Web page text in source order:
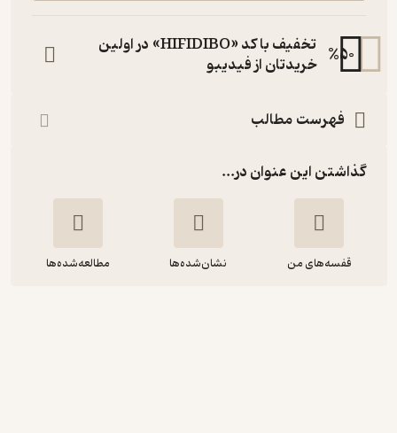
%50
تخفیف با کد «HIFIDIBO» در اولین
خریدتان از فیدیبو
فهرست مطالب
گذاشتن این عنوان در...
قفسه‌های من نشان‌شده‌ها مطالعه‌شده‌ها